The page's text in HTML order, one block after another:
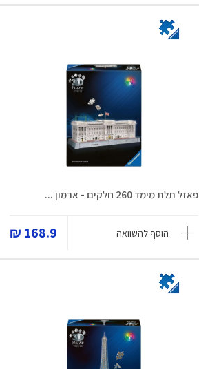
פאזל תלת מימד 260 חלקים - ארמון ...
הוסף להשוואה 168.9 ₪